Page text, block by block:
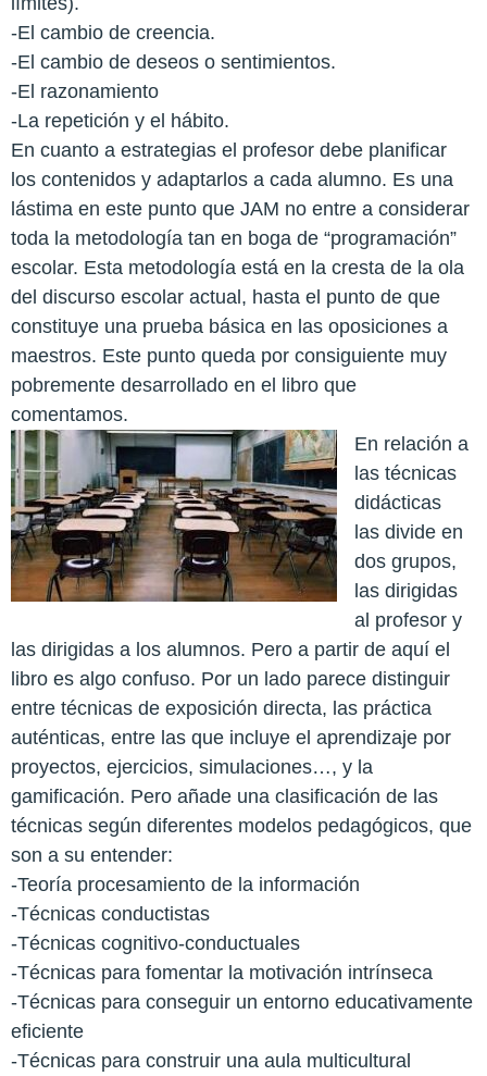
-El cambio de creencia.
-El cambio de deseos o sentimientos.
-El razonamiento
-La repetición y el hábito.
En cuanto a estrategias el profesor debe planificar
los contenidos y adaptarlos a cada alumno. Es una
lástima en este punto que JAM no entre a considerar
toda la metodología tan en boga de “programación”
escolar. Esta metodología está en la cresta de la ola
del discurso escolar actual, hasta el punto de que
constituye una prueba básica en las oposiciones a
maestros. Este punto queda por consiguiente muy
pobremente desarrollado en el libro que
comentamos.
En relación a
las técnicas
didácticas
las divide en
dos grupos,
las dirigidas
al profesor y
las dirigidas a los alumnos. Pero a partir de aquí el
libro es algo confuso. Por un lado parece distinguir
entre técnicas de exposición directa, las práctica
auténticas, entre las que incluye el aprendizaje por
proyectos, ejercicios, simulaciones…, y la
gamificación. Pero añade una clasificación de las
técnicas según diferentes modelos pedagógicos, que
son a su entender:
-Teoría procesamiento de la información
-Técnicas conductistas
-Técnicas cognitivo-conductuales
-Técnicas para fomentar la motivación intrínseca
-Técnicas para conseguir un entorno educativamente
eficiente
-Técnicas para construir una aula multicultural